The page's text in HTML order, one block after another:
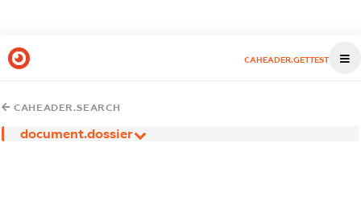
CAHEADER.GETTEST
CAHEADER.SEARCH
document.dossier